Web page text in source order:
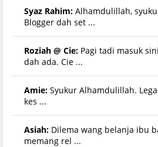
Syaz Rahim: Alhamdulillah,
Blogger dah set ...
Roziah @ Cie: Pagi tadi masuk
dah ada. Cie ...
Amie: Syukur Alhamdulillah.
kes ...
Asiah: Dilema wang belanja ibu
memang rel ...